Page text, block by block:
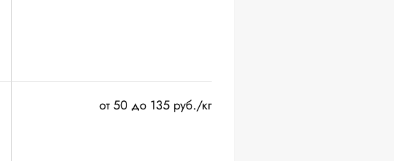
от 50 до 135 руб./кг